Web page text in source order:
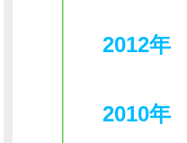
2012年
2010年